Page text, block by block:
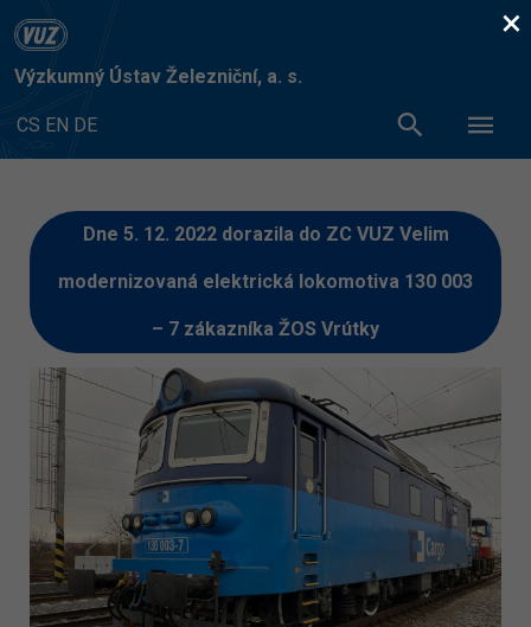
Výzkumný Ústav Železniční, a. s.
CS EN DE
Dne 5. 12. 2022 dorazila do ZC VUZ Velim
modernizovaná elektrická lokomotiva 130 003
– 7 zákazníka ŽOS Vrútky
×